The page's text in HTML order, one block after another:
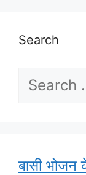
Search
Search
बासी भोजन